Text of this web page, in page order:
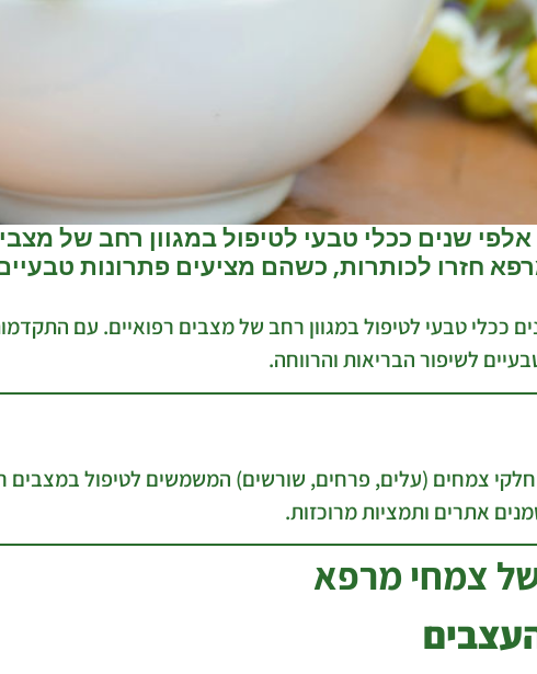
שנים ככלי טבעי לטיפול במגוון רחב של
חזרו לכותרות, כשהם מציעים פתרונות
ככלי טבעי לטיפול במגוון רחב של מצבים רפואיים. עם
לשיפור הבריאות והרווחה.
צמחים (עלים, פרחים, שורשים) המשמשים לטיפול במצבים
אתרים ותמציות מרוכזות.
של צמחי מרפא